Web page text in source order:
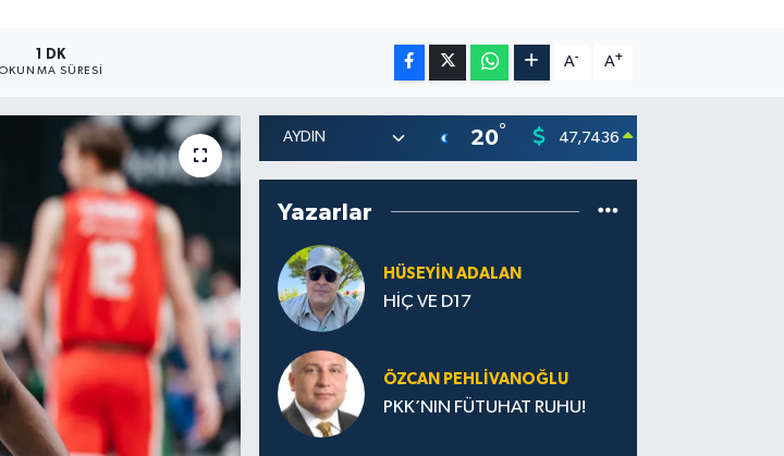
1 DK
OKUNMA SÜRESI
A- A+
20° 47,7436 0.18
Yazarlar
HÜSEYIN ADALAN
HİÇ VE D17
ÖZCAN PEHLIVANOĞLU
PKK’NIN FÜTUHAT RUHU!